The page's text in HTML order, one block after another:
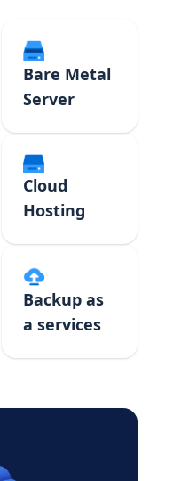
Bare Metal
Server
Cloud
Hosting
Backup as
a services